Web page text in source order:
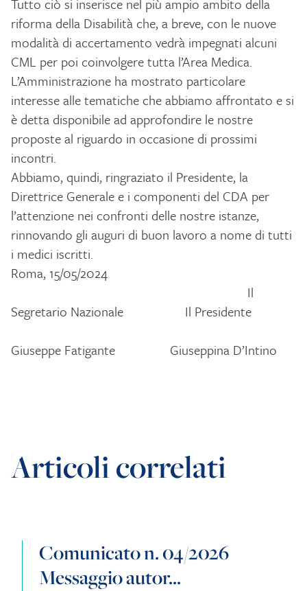
Tutto ciò si inserisce nel più ampio ambito della
riforma della Disabilità che, a breve, con le nuove
modalità di accertamento vedrà impegnati alcuni
CML per poi coinvolgere tutta l’Area Medica.
L’Amministrazione ha mostrato particolare
interesse alle tematiche che abbiamo affrontato e si
è detta disponibile ad approfondire le nostre
proposte al riguardo in occasione di prossimi
incontri.
Abbiamo, quindi, ringraziato il Presidente, la
Direttrice Generale e i componenti del CDA per
l’attenzione nei confronti delle nostre istanze,
rinnovando gli auguri di buon lavoro a nome di tutti
i medici iscritti.
Roma, 15/05/2024
Il
Segretario Nazionale Il Presidente
Giuseppe Fatigante Giuseppina D’Intino
Articoli correlati
Comunicato n. 04/2026
Messaggio autor...